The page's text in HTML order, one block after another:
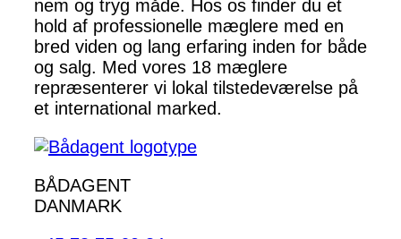
nem og tryg måde. Hos os finder du et
hold af professionelle mæglere med en
bred viden og lang erfaring inden for både
og salg. Med vores 18 mæglere
repræsenterer vi lokal tilstedeværelse på
et international marked.
BÅDAGENT
DANMARK